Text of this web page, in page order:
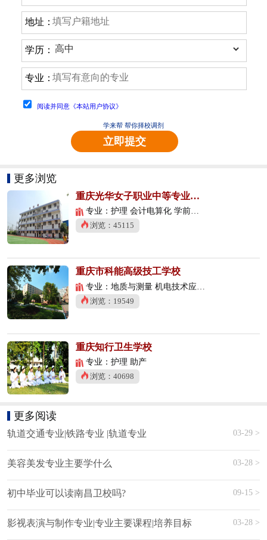
地址：
学历：
专业：
阅读并同意《本站用户协议》
学来帮 帮你择校调剂
立即提交
更多浏览
重庆光华女子职业中等专业学校
专业：护理 会计电算化 学前教育
浏览：45115
重庆市科能高级技工学校
专业：地质与测量 机电技术应用 数控技术应用
浏览：19549
重庆知行卫生学校
专业：护理 助产
浏览：40698
更多阅读
轨道交通专业|铁路专业 |轨道专业 03-29 >
美容美发专业主要学什么 03-28 >
初中毕业可以读南昌卫校吗? 09-15 >
影视表演与制作专业|专业主要课程|培养目标 03-28 >